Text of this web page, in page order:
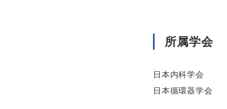
所属学会
日本内科学会
日本循環器学会